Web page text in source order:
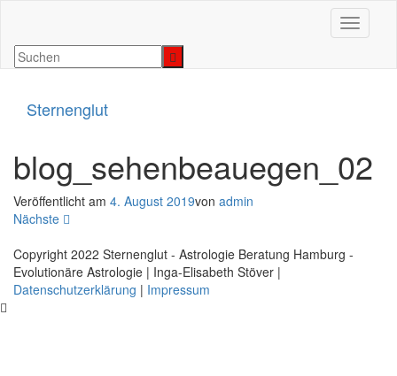
Sternenglut
blog_sehenbeauegen_02
Veröffentlicht am 4. August 2019von admin
Nächste
Copyright 2022 Sternenglut - Astrologie Beratung Hamburg -
Evolutionäre Astrologie | Inga-Elisabeth Stöver |
Datenschutzerklärung | Impressum